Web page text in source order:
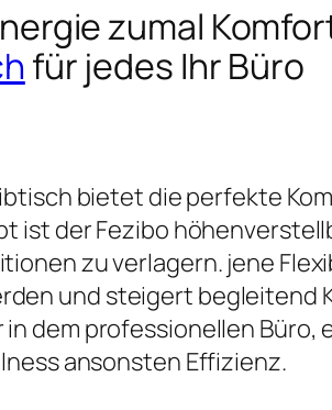
zumal
für jedes Ihr Büro
bietet die perfekte
ist der Fezibo
zu verlagern. jene
und steigert begleitend
dem professionellen
ansonsten Effizienz.